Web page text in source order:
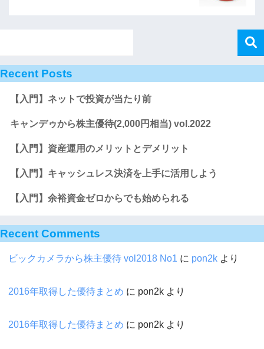
Recent Posts
【入門】ネットで投資が当たり前
キャンデゥから株主優待(2,000円相当) vol.2022
【入門】資産運用のメリットとデメリット
【入門】キャッシュレス決済を上手に活用しよう
【入門】余裕資金ゼロからでも始められる
Recent Comments
ビックカメラから株主優待 vol2018 No1 に pon2k より
2016年取得した優待まとめ に pon2k より
2016年取得した優待まとめ に pon2k より